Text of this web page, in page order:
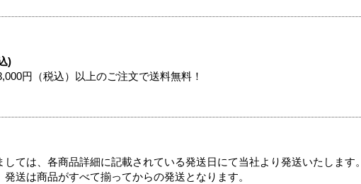
)
円（税込）以上のご注文で送料無料！
ては、各商品詳細に記載されている発送日にて当社より発送いたします。
送は商品がすべて揃ってからの発送となります。